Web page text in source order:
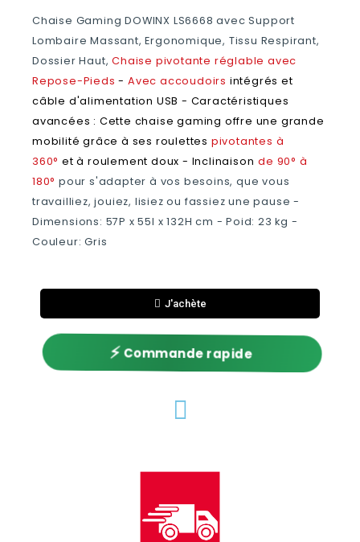
Chaise Gaming DOWINX LS6668 avec Support
Lombaire Massant, Ergonomique, Tissu Respirant,
Dossier Haut,Chaise pivotante réglable avec
Repose-Pieds - Avec accoudoirs intégrés et
câble d'alimentation USB - Caractéristiques
avancées : Cette chaise gaming offre une grande
mobilité grâce à ses roulettes pivotantes à
360° et à roulement doux - Inclinaison de 90° à
180° pour s'adapter à vos besoins, que vous
travailliez, jouiez, lisiez ou fassiez une pause -
Dimensions: 57P x 55l x 132H cm - Poid: ‎23 kg -
Couleur: Gris
J'achète
⚡Commande rapide